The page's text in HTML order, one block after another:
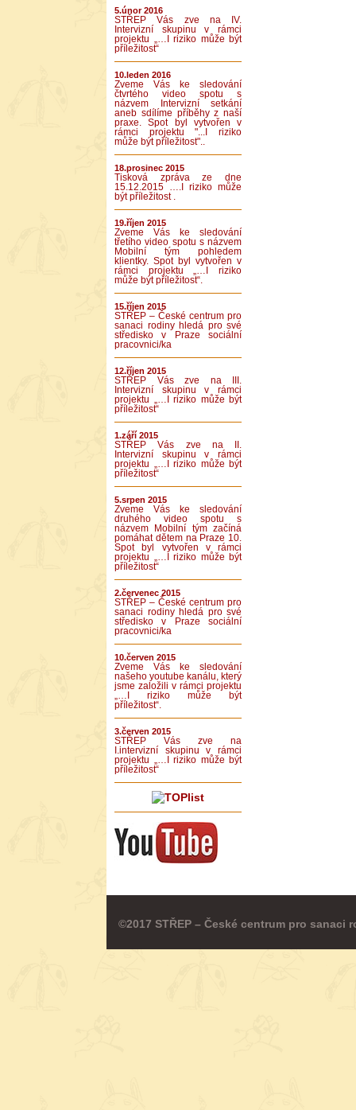
5.únor 2016
STŘEP Vás zve na IV.
Intervizní skupinu v rámci
projektu „…I riziko může být
příležitost“
10.leden 2016
Zveme Vás ke sledování
čtvrtého video spotu s
názvem Intervizní setkání
aneb sdílíme příběhy z naší
praxe. Spot byl vytvořen v
rámci projektu "...I riziko
může být příležitost"..
18.prosinec 2015
Tisková zpráva ze dne
15.12.2015 ….I riziko může
být příležitost .
19.říjen 2015
Zveme Vás ke sledování
třetího video spotu s názvem
Mobilní tým pohledem
klientky. Spot byl vytvořen v
rámci projektu „…I riziko
může být příležitost“.
15.říjen 2015
STŘEP – České centrum pro
sanaci rodiny hledá pro své
středisko v Praze sociální
pracovnici/ka
12.říjen 2015
STŘEP Vás zve na III.
Intervizní skupinu v rámci
projektu „…I riziko může být
příležitost“
1.září 2015
STŘEP Vás zve na II.
Intervizní skupinu v rámci
projektu „…I riziko může být
příležitost“
5.srpen 2015
Zveme Vás ke sledování
druhého video spotu s
názvem Mobilní tým začíná
pomáhat dětem na Praze 10.
Spot byl vytvořen v rámci
projektu „…I riziko může být
příležitost“
2.červenec 2015
STŘEP – České centrum pro
sanaci rodiny hledá pro své
středisko v Praze sociální
pracovnici/ka
10.červen 2015
Zveme Vás ke sledování
našeho youtube kanálu, který
jsme založili v rámci projektu
„…I riziko může být
příležitost“.
3.červen 2015
STŘEP Vás zve na
I.intervizní skupinu v rámci
projektu „…I riziko může být
příležitost“
©2017 STŘEP – České centrum pro sanaci